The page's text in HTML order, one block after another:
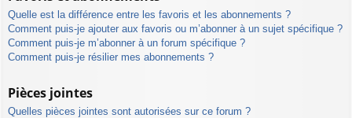
Quelle est la différence entre les favoris et les abonnements ?
Comment puis-je ajouter aux favoris ou m’abonner à un sujet spécifique ?
Comment puis-je m’abonner à un forum spécifique ?
Comment puis-je résilier mes abonnements ?
Pièces jointes
Quelles pièces jointes sont autorisées sur ce forum ?